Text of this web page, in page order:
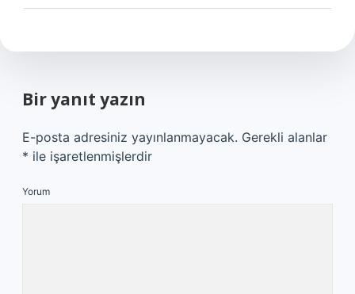
Bir yanıt yazın
E-posta adresiniz yayınlanmayacak. Gerekli alanlar
* ile işaretlenmişlerdir
Yorum